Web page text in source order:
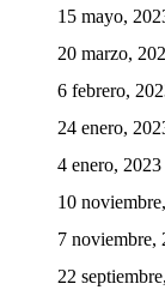
15 mayo,
20 marzo,
6 febrero,
24 enero,
4 enero, 2023
10
7 noviembre,
22